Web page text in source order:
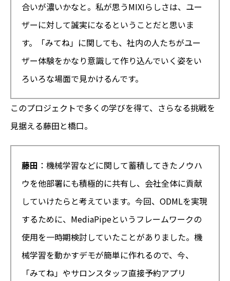
合いが濃いかなと。私が思うMIXIらしさは、ユー
ザーに対して誠実になるということだと思いま
す。「みてね」に関しても、社内の人たちがユー
ザー体験をかなり意識して作り込んでいく姿をい
ろいろな場面で見かけるんです。
このプロジェクトで多くの学びを得て、さらなる挑戦を
見据える藤田と橋口。
藤田 ：機械学習などに関して蓄積してきたノウハ
ウを他部署にも積極的に共有し、会社全体に貢献
していけたらと考えています。今回、ODMLを実現
するために、MediaPipeというフレームワークの
使用を一時期検討していたことがありました。機
械学習を動かすデモが簡単に作れるので、今、
「みてね」やサロンスタッフ直接予約アプリ